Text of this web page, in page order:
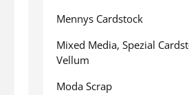
Mennys Cardstock
Mixed Media, Spezial
Vellum
Moda Scrap